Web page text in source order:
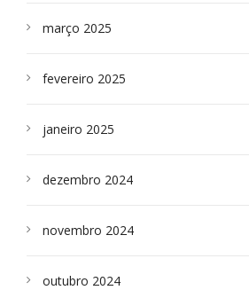
março 2025
fevereiro 2025
janeiro 2025
dezembro 2024
novembro 2024
outubro 2024